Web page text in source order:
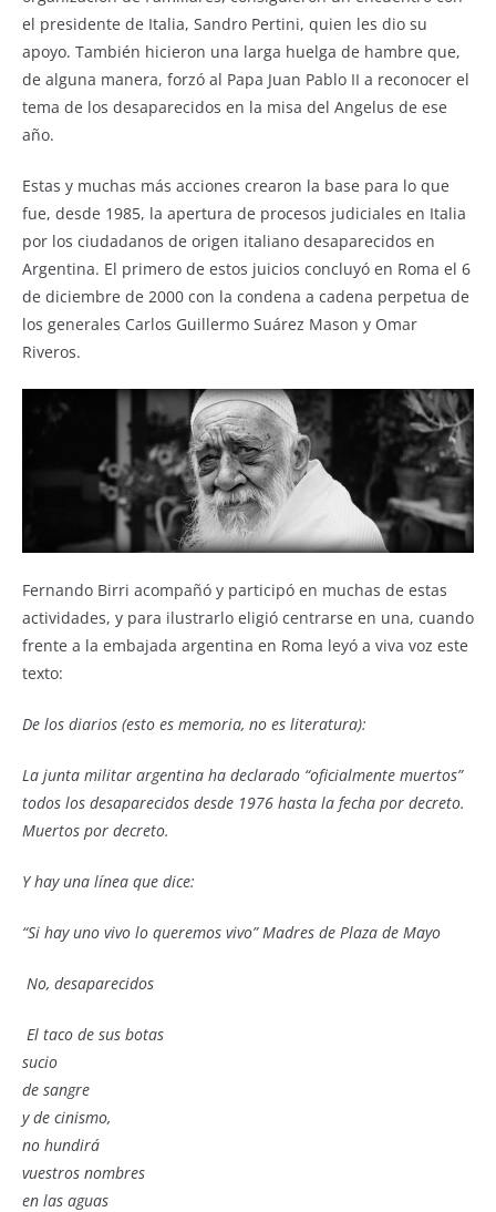
el presidente de Italia, Sandro Pertini, quien les dio su
apoyo. También hicieron una larga huelga de hambre que,
de alguna manera, forzó al Papa Juan Pablo II a reconocer el
tema de los desaparecidos en la misa del Angelus de ese
año.
Estas y muchas más acciones crearon la base para lo que
fue, desde 1985, la apertura de procesos judiciales en Italia
por los ciudadanos de origen italiano desaparecidos en
Argentina. El primero de estos juicios concluyó en Roma el 6
de diciembre de 2000 con la condena a cadena perpetua de
los generales Carlos Guillermo Suárez Mason y Omar
Riveros.
Fernando Birri acompañó y participó en muchas de estas
actividades, y para ilustrarlo eligió centrarse en una, cuando
frente a la embajada argentina en Roma leyó a viva voz este
texto:
De los diarios (esto es memoria, no es literatura):
La junta militar argentina ha declarado “oficialmente muertos”
todos los desaparecidos desde 1976 hasta la fecha por decreto.
Muertos por decreto.
Y hay una línea que dice:
“Si hay uno vivo lo queremos vivo” Madres de Plaza de Mayo
No, desaparecidos
El taco de sus botas
sucio
de sangre
y de cinismo,
no hundirá
vuestros nombres
en las aguas